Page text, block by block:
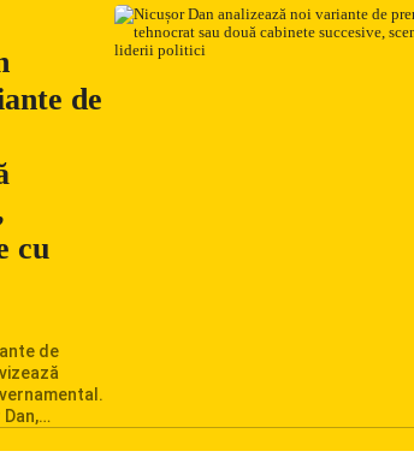
de
cu
de
Ciucu